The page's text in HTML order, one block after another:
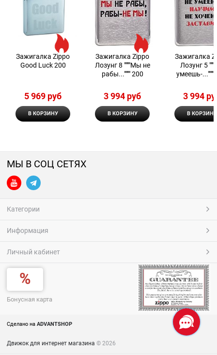
Зажигалка Zippo
Good Luck 200
5 969 руб
В КОРЗИНУ
Зажигалка Zippo
Лозунг 8 """"Мы не
рабы..."""" 200
3 994 руб
В КОРЗИНУ
Зажигалка
Лозунг 5 """"Не
умеешь-...""""
3 994
В КОРЗИНУ
МЫ В СОЦ СЕТЯХ
Категории
Информация
Личный кабинет
Бонусная карта
Сделано на ADVANTSHOP
Движок для интернет магазина © 2026